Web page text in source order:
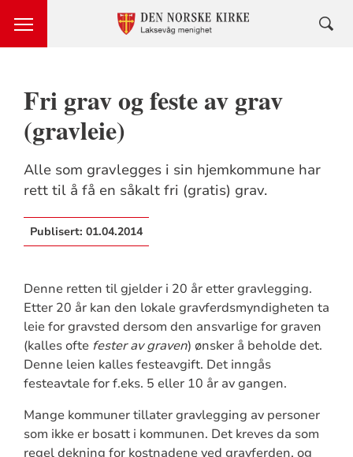
Fri grav og feste av grav
(gravleie)
Alle som gravlegges i sin hjemkommune har
rett til å få en såkalt fri (gratis) grav.
Publisert: 01.04.2014
Denne retten til gjelder i 20 år etter gravlegging.
Etter 20 år kan den lokale gravferdsmyndigheten ta
leie for gravsted dersom den ansvarlige for graven
(kalles ofte fester av graven) ønsker å beholde det.
Denne leien kalles festeavgift. Det inngås
festeavtale for f.eks. 5 eller 10 år av gangen.
Mange kommuner tillater gravlegging av personer
som ikke er bosatt i kommunen. Det kreves da som
regel dekning for kostnadene ved gravferden, og